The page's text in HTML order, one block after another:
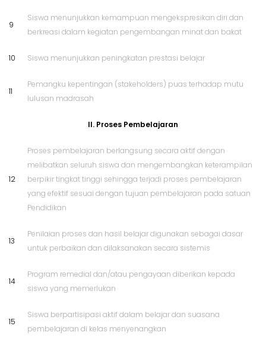
9
Siswa menunjukkan kemampuan mengekspresikan diri dan
berkreasi dalam kegiatan pengembangan minat dan bakat
10 Siswa menunjukkan peningkatan prestasi belajar
11
Pemangku kepentingan (stakeholders) puas terhadap mutu
lulusan madrasah
II. Proses Pembelajaran
12
Proses pembelajaran berlangsung secara aktif dengan
melibatkan seluruh siswa dan mengembangkan keterampilan
berpikir tingkat tinggi sehingga terjadi proses pembelajaran
yang efektif sesuai dengan tujuan pembelajaran pada satuan
Pendidikan
13
Penilaian proses dan hasil belajar digunakan sebagai dasar
untuk perbaikan dan dilaksanakan secara sistemis
14
Program remedial dan/atau pengayaan diberikan kepada
siswa yang memerlukan
15
Siswa berpartisipasi aktif dalam belajar dan suasana
pembelajaran di kelas menyenangkan